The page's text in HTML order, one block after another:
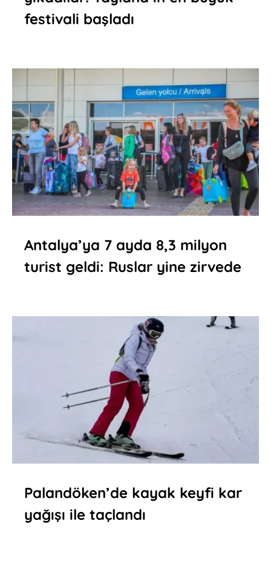
festivali başladı
Antalya’ya 7 ayda 8,3 milyon
turist geldi: Ruslar yine zirvede
Palandöken’de kayak keyfi kar
yağışı ile taçlandı